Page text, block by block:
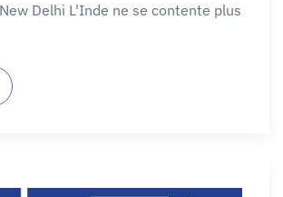
Delhi L'Inde ne se contente plus